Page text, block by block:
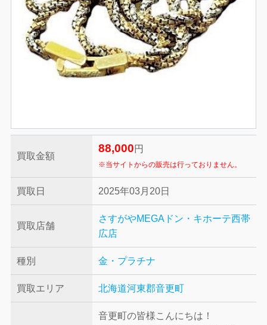
買取金額
88,000 円
※当サイトからの販売は行っておりません。
買取日 2025年03月20日
買取店舗
さすがやMEGAドン・キホーテ西帯
広店
種別 金・プラチナ
買取エリア 北海道河東郡音更町
音更町の皆様こんにちは！